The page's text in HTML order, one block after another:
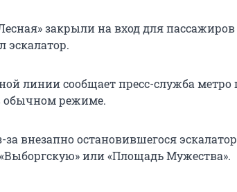
закрыли на вход для
эскалатор.
линии сообщает пресс-служба метро
обычном режиме.
внезапно остановившегося
или «Площадь Мужества».